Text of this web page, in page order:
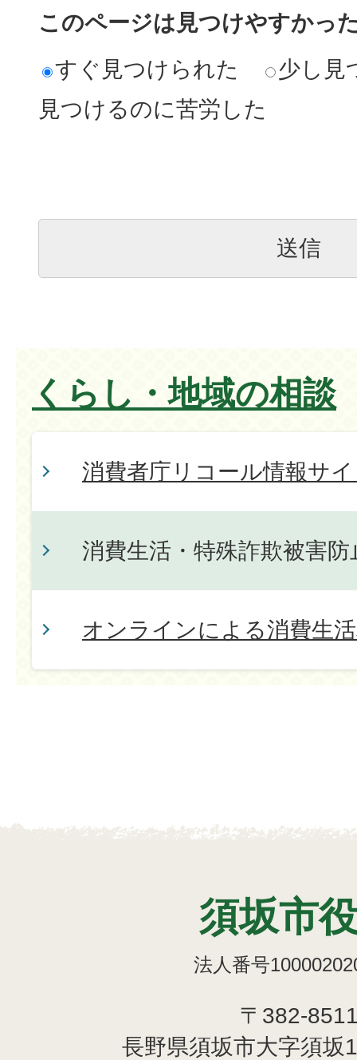
このページは見つけやすかっ
すぐ見つけられた
少し見
見つけるのに苦労した
くらし・地域の相談
消費者庁リコール情報サ
消費生活・特殊詐欺被害
オンラインによる消費生
須坂市
法人番号
〒382-
長野県須坂市大字須坂